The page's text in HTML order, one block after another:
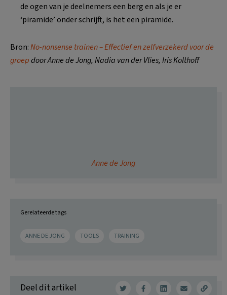
de ogen van je deelnemers een berg en als je er
‘piramide’ onder schrijft, is het een piramide.
Bron:No-nonsense trainen – Effectief en zelfverzekerd voor de
groepdoor Anne de Jong, Nadia van der Vlies, Iris Kolthoff
Anne de Jong
Gerelateerde tags
ANNE DE JONG TOOLS TRAINING
Deel dit artikel